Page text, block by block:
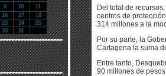
9 10
11
16 17
18
23 24
25
30 31
Del total de
centros de
314 millones a la
Por su parte, la
Cartagena la suma
Entre tanto,
90 millones de